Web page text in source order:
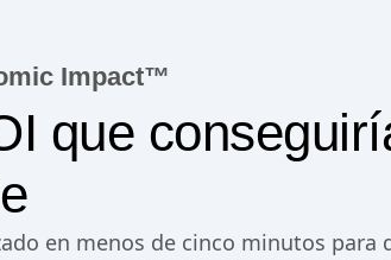
Impact™
que
en menos de cinco minutos para